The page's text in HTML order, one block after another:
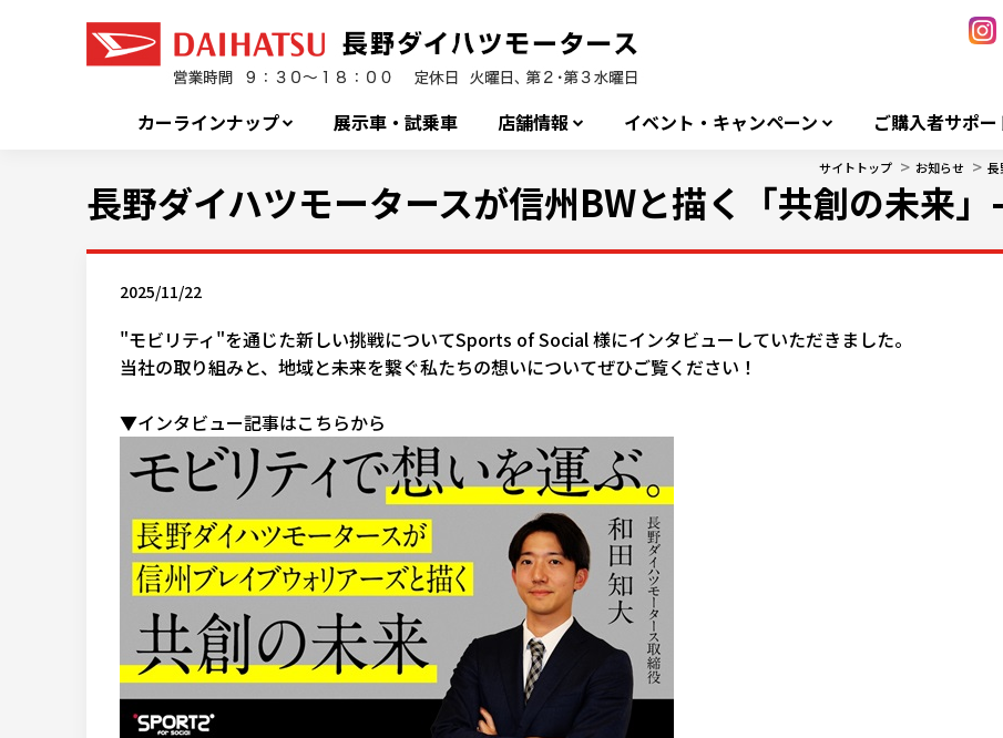
カーラインナップ 展示車・試乗車 店舗情報 イベント・キャンペーン ご購入者サポー
サイトトップ > お知らせ > 長
長野ダイハツモータースが信州BWと描く「共創の未来
2025/11/22
"モビリティ"を通じた新しい挑戦についてSports of Social 様にインタビューしていただきました。
当社の取り組みと、地域と未来を繋ぐ私たちの想いについてぜひご覧ください！
▼インタビュー記事はこちらから